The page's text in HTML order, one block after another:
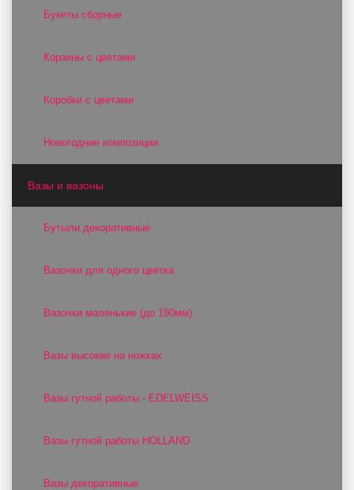
Букеты сборные
Корзины с цветами
Коробки с цветами
Новогодние композиции
Вазы и вазоны
Бутыли декоративные
Вазочки для одного цветка
Вазочки маленькие (до 190мм)
Вазы высокие на ножках
Вазы гутной работы - EDELWEISS
Вазы гутной работы HOLLAND
Вазы декоративные